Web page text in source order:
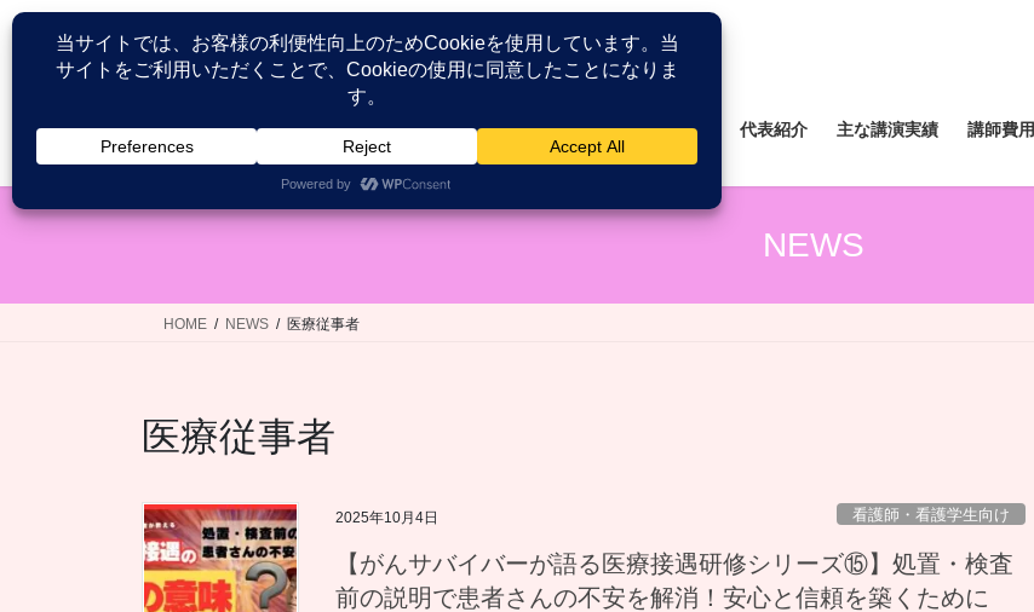
コ
ス
キ
ナ
ン
に
HOME 患者が語る医療接遇研究所 薬剤師研修研究所 代表紹介 主な講演実績 講師費用
NEWS
HOME NEWS 医療従事者
医療従事者
2025年10月4日 看護師・看護学生向け
【がんサバイバーが語る医療接遇研修シリーズ⑮】処置・検査
前の説明で患者さんの不安を解消！安心と信頼を築くために